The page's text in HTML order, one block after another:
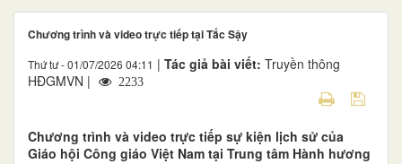
Chương trình và video trực tiếp tại Tắc Sậy
Thứ tư - 01/07/2026 04:11 | Tác giả bài viết: Truyền thông
HĐGMVN |
2233
Chương trình và video trực tiếp sự kiện lịch sử của
Giáo hội Công giáo Việt Nam tại Trung tâm Hành hương